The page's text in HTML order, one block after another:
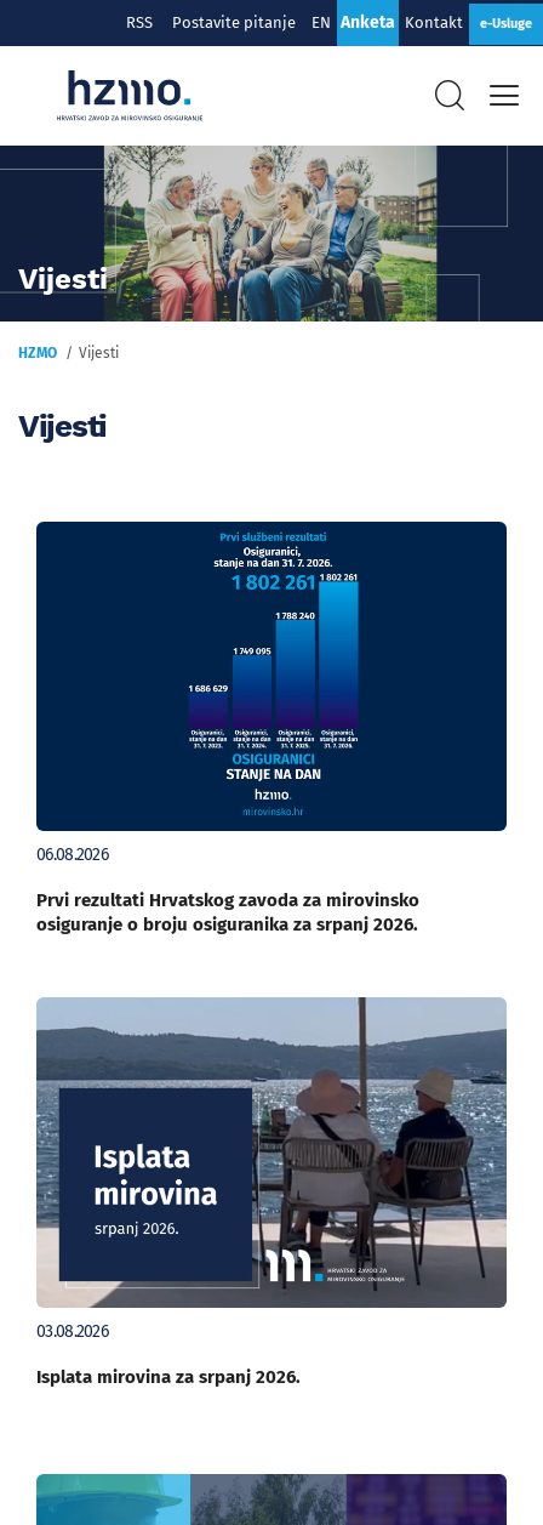
RSS Postavite pitanje EN Anketa Kontakt e-Usluge
Vijesti
HZMO Vijesti
Vijesti
06.08.2026
Prvi rezultati Hrvatskog zavoda za mirovinsko
osiguranje o broju osiguranika za srpanj 2026.
03.08.2026
Isplata mirovina za srpanj 2026.